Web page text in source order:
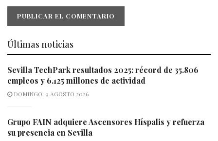
Últimas noticias
Sevilla TechPark resultados 2025: récord de 35.806
empleos y 6.125 millones de actividad
DOMINGO, 9 AGOSTO 2026
Grupo FAIN adquiere Ascensores Híspalis y refuerza
su presencia en Sevilla